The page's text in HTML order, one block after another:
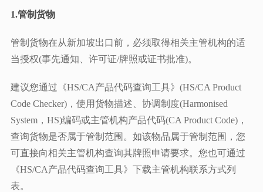
1.管制货物
管制货物在从新加坡出口前，必须取得相关主管机构的适
当授权(事先通知、许可证/牌照或证书批准)。
建议您通过《HS/CA产品代码查询工具》(HS/CA Product
Code Checker)，使用货物描述、协调制度(Harmonised
System，HS)编码或主管机构产品代码(CA Product Code)，
查询货物是否属于管制范围。如该物品属于管制范围，您
可直接向相关主管机构查询其牌照申请要求。您也可通过
《HS/CA产品代码查询工具》下载主管机构联系方式列
表。